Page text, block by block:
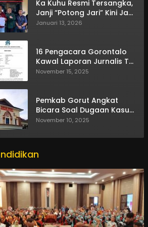
Ka Kuhu Resmi Tersangka,
Janji “Potong Jari” Kini Jadi
Bumerang
Januari 13, 2026
16 Pengacara Gorontalo
Kawal Laporan Jurnalis TV
One
November 15, 2025
Pemkab Gorut Angkat
Bicara Soal Dugaan Kasus
Asusila Oknum ASN
November 10, 2025